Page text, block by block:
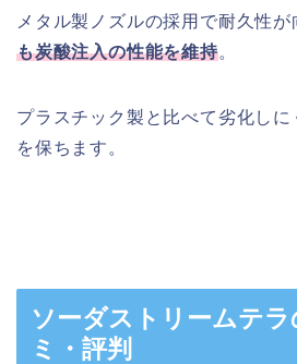
メタル製ノズルの採用で耐久性が
も炭酸注入の性能を維持。
プラスチック製と比べて劣化し
を保ちます。
ソーダストリームテラ
ミ・評判